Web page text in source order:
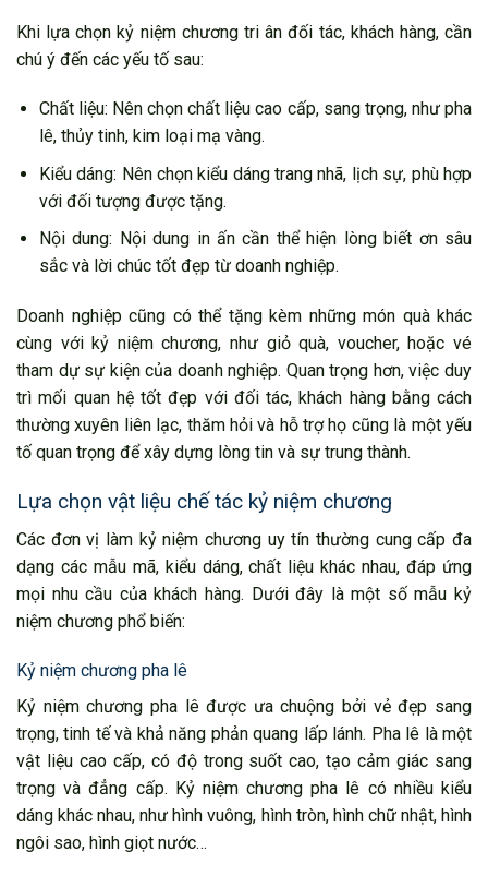
Khi lựa chọn kỷ niệm chương tri ân đối tác, khách hàng, cần
chú ý đến các yếu tố sau:
Chất liệu: Nên chọn chất liệu cao cấp, sang trọng, như pha
lê, thủy tinh, kim loại mạ vàng.
Kiểu dáng: Nên chọn kiểu dáng trang nhã, lịch sự, phù hợp
với đối tượng được tặng.
Nội dung: Nội dung in ấn cần thể hiện lòng biết ơn sâu
sắc và lời chúc tốt đẹp từ doanh nghiệp.
Doanh nghiệp cũng có thể tặng kèm những món quà khác
cùng với kỷ niệm chương, như giỏ quà, voucher, hoặc vé
tham dự sự kiện của doanh nghiệp. Quan trọng hơn, việc duy
trì mối quan hệ tốt đẹp với đối tác, khách hàng bằng cách
thường xuyên liên lạc, thăm hỏi và hỗ trợ họ cũng là một yếu
tố quan trọng để xây dựng lòng tin và sự trung thành.
Lựa chọn vật liệu chế tác kỷ niệm chương
Các đơn vị làm kỷ niệm chương uy tín thường cung cấp đa
dạng các mẫu mã, kiểu dáng, chất liệu khác nhau, đáp ứng
mọi nhu cầu của khách hàng. Dưới đây là một số mẫu kỷ
niệm chương phổ biến:
Kỷ niệm chương pha lê
Kỷ niệm chương pha lê được ưa chuộng bởi vẻ đẹp sang
trọng, tinh tế và khả năng phản quang lấp lánh. Pha lê là một
vật liệu cao cấp, có độ trong suốt cao, tạo cảm giác sang
trọng và đẳng cấp. Kỷ niệm chương pha lê có nhiều kiểu
dáng khác nhau, như hình vuông, hình tròn, hình chữ nhật, hình
ngôi sao, hình giọt nước…